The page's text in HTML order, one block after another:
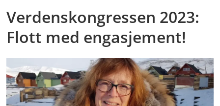
Verdenskongressen 2023:
Flott med engasjement!